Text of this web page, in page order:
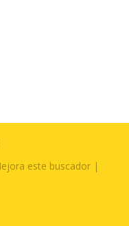
este buscador |